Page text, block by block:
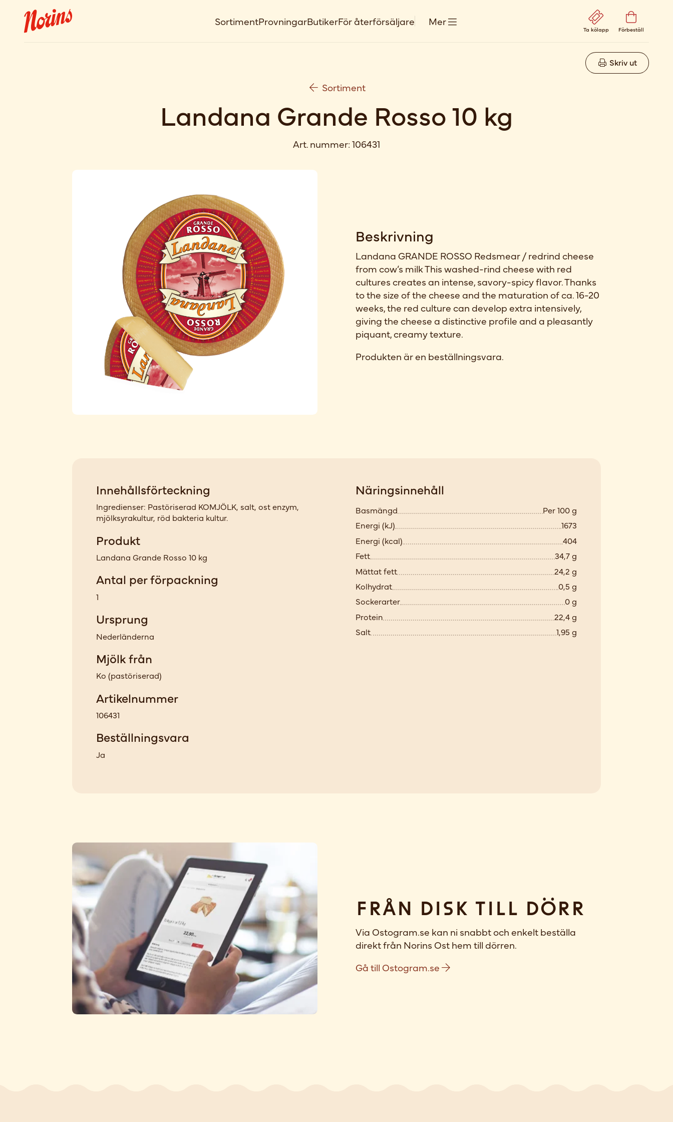
SortimentProvningarButikerFör återförsäljare Mer
Ta kölapp Förbeställ
Skriv ut
Sortiment
Landana Grande Rosso 10 kg
Art. nummer:106431
Beskrivning
Landana GRANDE ROSSO Redsmear / redrind cheese
from cow’s milk This washed-rind cheese with red
cultures creates an intense, savory-spicy flavor. Thanks
to the size of the cheese and the maturation of ca. 16-20
weeks, the red culture can develop extra intensively,
giving the cheese a distinctive profile and a pleasantly
piquant, creamy texture.
Produkten är en beställningsvara.
Innehållsförteckning
Ingredienser: Pastöriserad KOMJÖLK, salt, ost enzym,
mjölksyrakultur, röd bakteria kultur.
Produkt
Landana Grande Rosso 10 kg
Antal per förpackning
1
Ursprung
Nederländerna
Mjölk från
Ko (pastöriserad)
Artikelnummer
106431
Beställningsvara
Ja
Näringsinnehåll
Basmängd
Per 100 g
Energi (kJ)
1673
Energi (kcal)
404
Fett
34,7 g
Mättat fett
24,2 g
Kolhydrat
0,5 g
Sockerarter
0 g
Protein
22,4 g
Salt
1,95 g
Från disk till dörr
Via Ostogram.se kan ni snabbt och enkelt beställa
direkt från Norins Ost hem till dörren.
Gå till Ostogram.se